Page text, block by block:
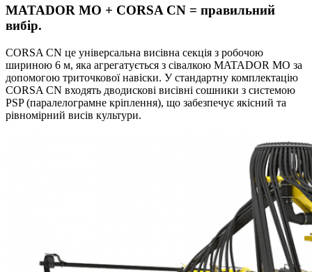
MATADOR MO + CORSA CN = правильний
вибір.
CORSA CN це універсальна висівна секція з робочою
шириною 6 м, яка агрегатується з сівалкою MATADOR MO за
допомогою триточкової навіски. У стандартну комплектацію
CORSA CN входять дводискові висівні сошники з системою
PSP (паралелограмне кріплення), що забезпечує якісний та
рівномірний висів культури.